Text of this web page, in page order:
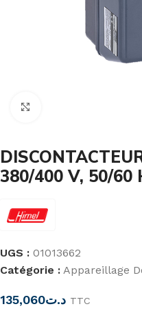
380/400 V, 50/60
UGS : 01013662
Catégorie : Appareillage
د.ت135,060 TTC